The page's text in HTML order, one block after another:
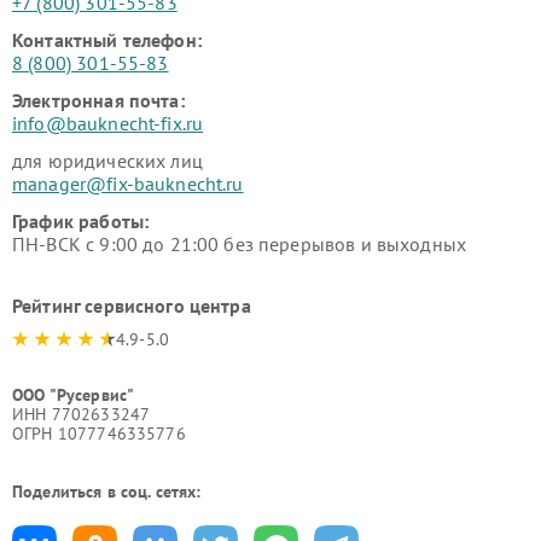
Контактный телефон:
8 (800) 301-55-83
Электронная почта:
info@bauknecht-fix.ru
для юридических лиц
manager@fix-bauknecht.ru
График работы:
ПН-ВСК с 9:00 до 21:00 без перерывов и выходных
Рейтинг сервисного центра
4.9-5.0
ООО "Русервис"
ИНН 7702633247
ОГРН 1077746335776
Поделиться в соц. сетях: